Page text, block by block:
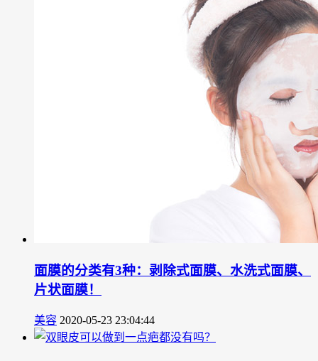
面膜的分类有3种：剥除式面膜、水洗式面膜、
片状面膜！
美容 2020-05-23 23:04:44